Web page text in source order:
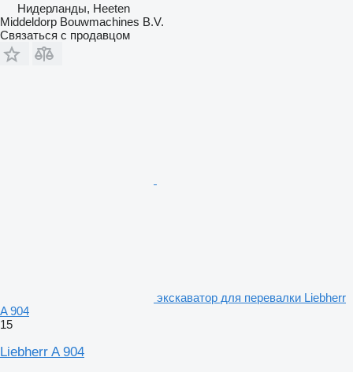
Нидерланды, Heeten
Middeldorp Bouwmachines B.V.
Связаться с продавцом
экскаватор для перевалки Liebherr
A 904
15
Liebherr A 904